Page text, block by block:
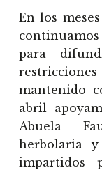
En los
para
mantenido
abril
Abuela
herbolaria
impartidos